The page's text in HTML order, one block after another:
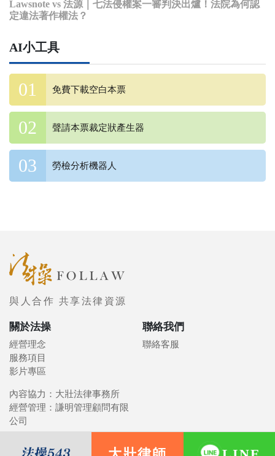
Lawsnote vs 法源｜七法侵權案一審判決出爐！法院為何認
定違法著作權法？
AI小工具
免費下載空白本票
聲請本票裁定狀產生器
勞檢分析機器人
與人合作 共享法律資源
關於法操
經營理念
服務項目
影片專區
聯絡我們
聯絡客服
內容協力：大壯法律事務所
經營管理：謙明管理顧問有限
公司